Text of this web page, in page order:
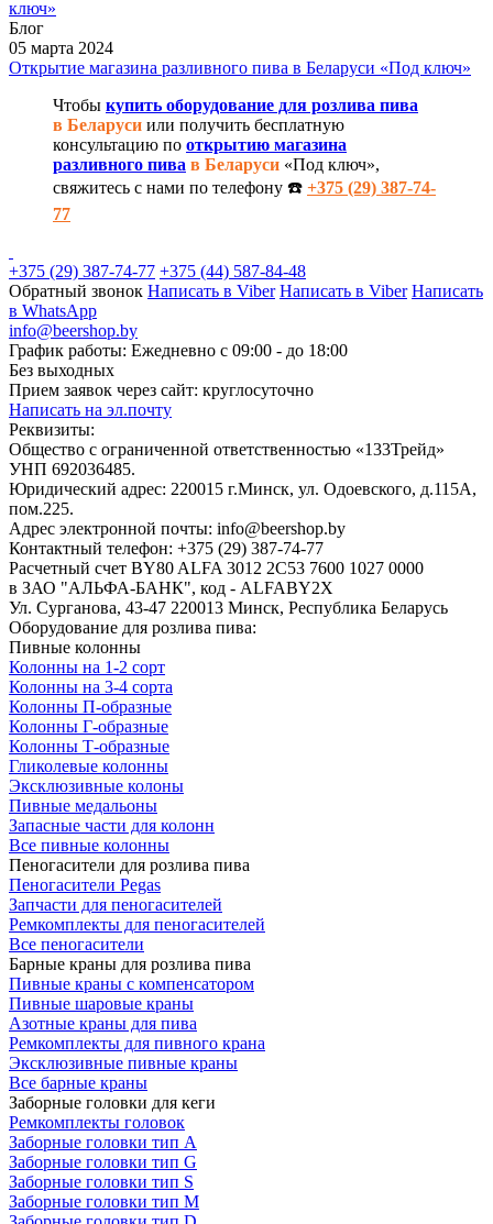
Блог
05 марта 2024
Открытие магазина разливного пива в Беларуси «Под ключ»
Чтобы купить оборудование для розлива пива
в Беларуси или получить бесплатную
консультацию по открытию магазина
разливного пива в Беларуси «Под ключ»,
свяжитесь с нами по телефону ☎️ +375 (29) 387-74-
77
+375 (29) 387-74-77 +375 (44) 587-84-48
Обратный звонок Написать в Viber Написать в Viber Написать
в WhatsApp
info@beershop.by
График работы: Ежедневно с 09:00 - до 18:00
Без выходных
Прием заявок через сайт: круглосуточно
Написать на эл.почту
Реквизиты:
Общество с ограниченной ответственностью «133Трейд»
УНП 692036485​.
Юридический адрес: 220015 г.Минск, ул. Одоевского, д.115А,
пом.225.
Адрес электронной почты: info@beershop.by
Контактный телефон: +375 (29) 387-74-77
Расчетный счет BY80 ALFA 3012 2C53 7600 1027 0000
в ЗАО "АЛЬФА-БАНК", код - ALFABY2X
Ул. Сурганова, 43-47 220013 Минск, Республика Беларусь
Оборудование для розлива пива:
Пивные колонны
Колонны на 1-2 сорт
Колонны на 3-4 сорта
Колонны П-образные
Колонны Г-образные
Колонны Т-образные
Гликолевые колонны
Эксклюзивные колоны
Пивные медальоны
Запасные части для колонн
Все пивные колонны
Пеногасители для розлива пива
Пеногасители Pegas
Запчасти для пеногасителей
Ремкомплекты для пеногасителей
Все пеногасители
Барные краны для розлива пива
Пивные краны с компенсатором
Пивные шаровые краны
Азотные краны для пива
Ремкомплекты для пивного крана
Эксклюзивные пивные краны
Все барные краны
Заборные головки для кеги
Ремкомплекты головок
Заборные головки тип А
Заборные головки тип G
Заборные головки тип S
Заборные головки тип M